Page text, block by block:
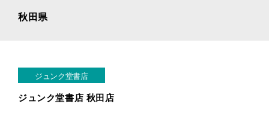
秋田県
ジュンク堂書店
ジュンク堂書店 秋田店